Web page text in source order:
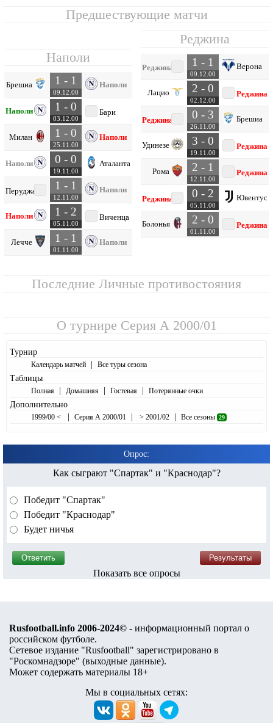
Предшествующие матчи
Наполи
Брешиа 1 - 1
09.12.00
Наполи
Наполи 1 - 0
03.12.00
Бари
Милан 1 - 0
25.11.00
Наполи
Наполи 0 - 0
19.11.00
Аталанта
Перуджа 1 - 1
12.11.00
Наполи
Наполи 1 - 2
05.11.00
Виченца
Лечче 1 - 1
01.11.00
Наполи
Реджина
Реджина 1 - 1
09.12.00
Верона
Лацио 2 - 0
02.12.00
Реджина
Реджина 0 - 3
26.11.00
Брешиа
Удинезе 3 - 0
19.11.00
Реджина
Рома 2 - 1
12.11.00
Реджина
Реджина 0 - 2
05.11.00
Ювентус
Болонья 2 - 0
01.11.00
Реджина
Последние Личные противостояния
О турнире Серия А 2000/01
Турнир
Календарь матчей | Все туры сезона
Таблицы
Полная | Домашняя | Гостевая | Потерянные очки
Дополнительно
1999/00 < | Серия А 2000/01 | > 2001/02 | Все сезоны 29
Опрос:
Как сыграют "Спартак" и "Краснодар"?
Победит "Спартак"
Победит "Краснодар"
Будет ничья
Показать все опросы
Rusfootball.info 2006-2024© - информационный портал о
российском футболе.
Сетевое издание "Rusfootball" зарегистрировано в
"Роскомнадзоре" (выходные данные).
Может содержать материалы 18+
Мы в социальных сетях: